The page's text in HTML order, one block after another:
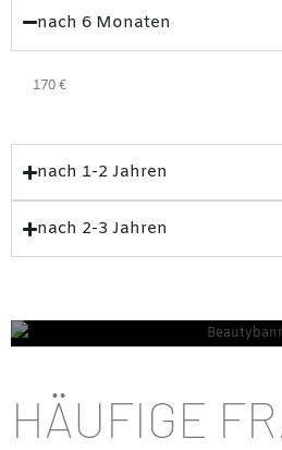
nach 6 Monaten
170 €
nach 1-2 Jahren
nach 2-3 Jahren
HÄUFIGE